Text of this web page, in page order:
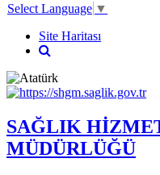
Select Language ▼
Site Haritası
SAĞLIK
MÜDÜRLÜĞÜ